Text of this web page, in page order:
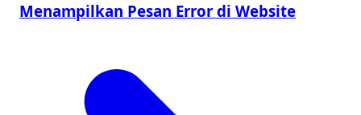
Menampilkan Pesan Error di Website